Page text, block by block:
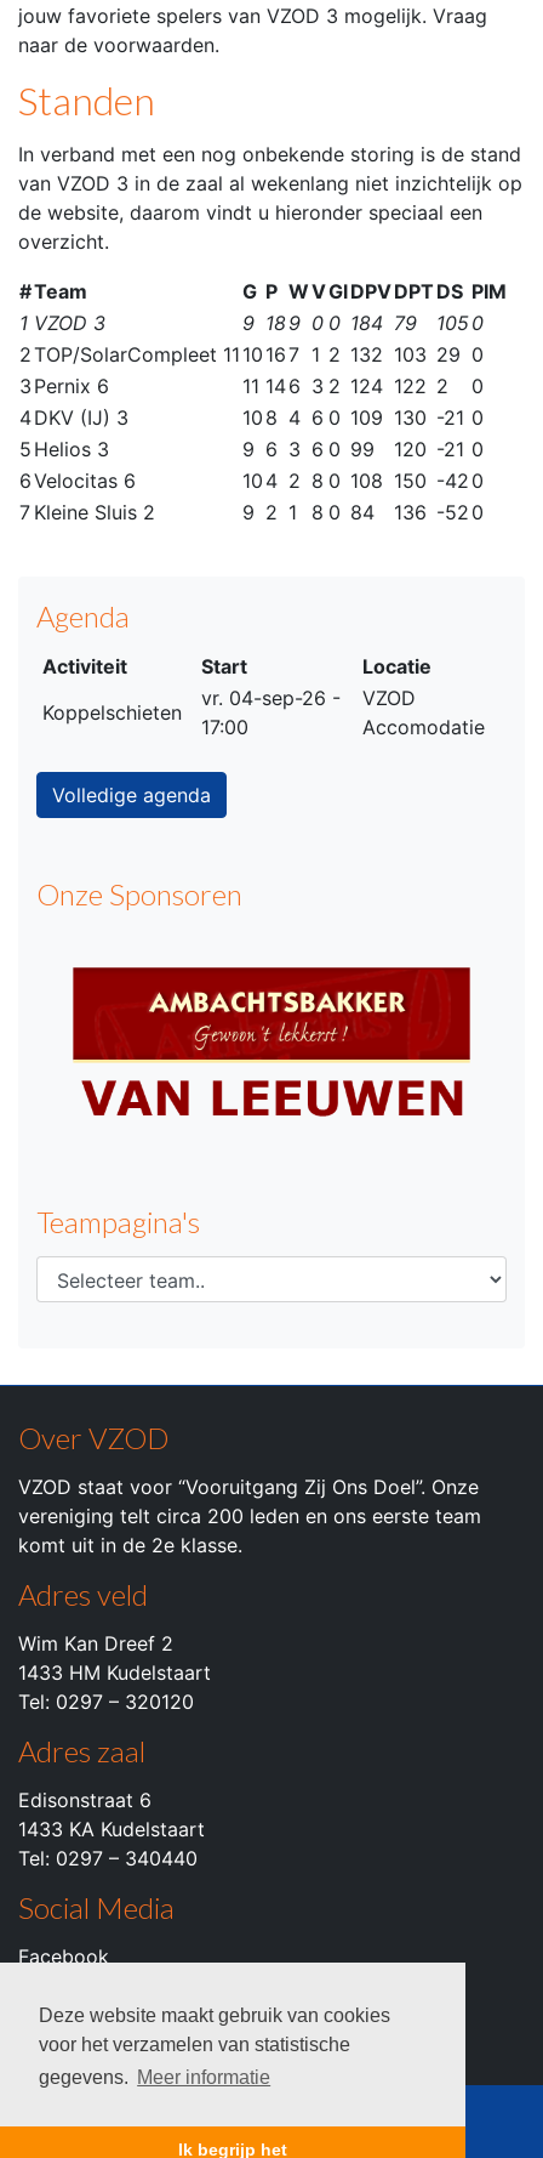
Deze website maakt gebruik van cookies
voor het verzamelen van statistische
gegevens. Meer informatie
Ik begrijp het
jouw favoriete spelers van VZOD 3 mogelijk. Vraag
naar de voorwaarden.
Standen
In verband met een nog onbekende storing is de stand
van VZOD 3 in de zaal al wekenlang niet inzichtelijk op
de website, daarom vindt u hieronder speciaal een
overzicht.
#Team G P WVGlDPVDPTDS PIM
1 VZOD 3 9 18 9 0 0 184 79 1050
2TOP/SolarCompleet 11 10 167 1 2 132 103 29 0
3 Pernix 6 11 146 3 2 124 122 2
0
4DKV (IJ) 3 10 8 4 6 0 109 130 -21 0
5 Helios 3 9 6 3 6 0 99 120 -21 0
6Velocitas 6 10 4 2 8 0 108 150 -42 0
7 Kleine Sluis 2 9 2 1 8 0 84 136 -52 0
Agenda
Activiteit Start
Locatie
Koppelschieten
vr. 04-sep-26 -
17:00
VZOD
Accomodatie
Volledige agenda
Onze Sponsoren
Teampagina's
Over VZOD
VZOD staat voor “Vooruitgang Zij Ons Doel”. Onze
vereniging telt circa 200 leden en ons eerste team
komt uit in de 2e klasse.
Adres veld
Wim Kan Dreef 2
1433 HM Kudelstaart
Tel: 0297 – 320120
Adres zaal
Edisonstraat 6
1433 KA Kudelstaart
Tel: 0297 – 340440
Social Media
Facebook
Youtube